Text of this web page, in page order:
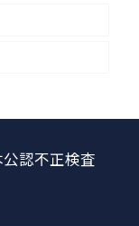
公認不正検査